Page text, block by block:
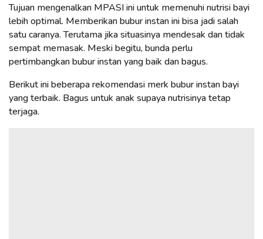
Tujuan mengenalkan MPASI ini untuk memenuhi nutrisi bayi
lebih optimal. Memberikan bubur instan ini bisa jadi salah
satu caranya. Terutama jika situasinya mendesak dan tidak
sempat memasak. Meski begitu, bunda perlu
pertimbangkan bubur instan yang baik dan bagus.
Berikut ini beberapa rekomendasi merk bubur instan bayi
yang terbaik. Bagus untuk anak supaya nutrisinya tetap
terjaga.